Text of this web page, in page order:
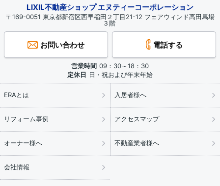
LIXIL不動産ショップ エヌティーコーポレーション
〒169-0051 東京都新宿区西早稲田２丁目21-12 フェアウィンド高田馬場
３階
お問い合わせ 電話する
営業時間 09：30～18：30
定休日 日・祝および年末年始
ERAとは 入居者様へ
リフォーム事例 アクセスマップ
オーナー様へ 不動産業者様へ
会社情報